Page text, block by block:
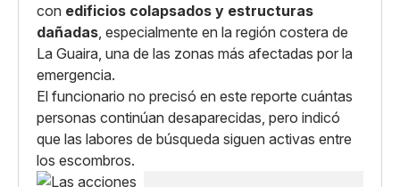
con edificios colapsados y estructuras
dañadas , especialmente en la región costera de
La Guaira, una de las zonas más afectadas por la
emergencia.
El funcionario no precisó en este reporte cuántas
personas continúan desaparecidas, pero indicó
que las labores de búsqueda siguen activas entre
los escombros.